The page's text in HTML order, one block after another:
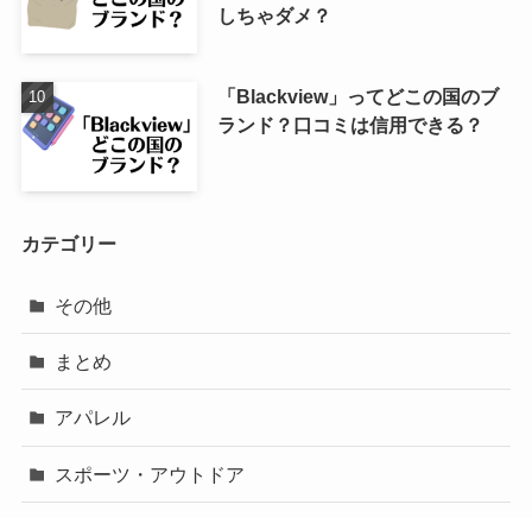
しちゃダメ？
「Blackview」ってどこの国のブ
ランド？口コミは信用できる？
カテゴリー
その他
まとめ
アパレル
スポーツ・アウトドア